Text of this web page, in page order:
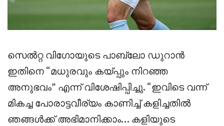
സെൽറ്റ വിഗോയുടെ പാബ്ലോ ഡുറാൻ
ഇതിനെ “മധുരവും കയ്പ്പും നിറഞ്ഞ
അനുഭവം” എന്ന് വിശേഷിപ്പിച്ചു. “ഇവിടെ വന്ന്
മികച്ച പോരാട്ടവീര്യം കാണിച്ച് കളിച്ചതിൽ
ഞങ്ങൾക്ക് അഭിമാനിക്കാം… കളിയുടെ